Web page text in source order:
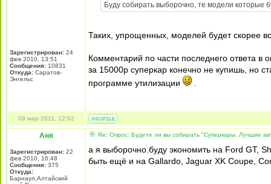
Зарегистрирован: 24
фев 2010, 13:51
Сообщения: 10831
Откуда: Саратов-
Энгельс
Буду собирать выборочно, те модели которые
Таких, упрощенных, моделей будет скорее
Комментарий по части последнего ответа в
за 15000р суперкар конечно не купишь, но
программе утилизации
09 мар 2011, 12:02
Аня
Зарегистрирован: 22
фев 2010, 16:48
Сообщения: 375
Откуда:
Барнаул,Алтайский
Re: Опрос: Будете ли вы собирать "Суперкары. Лучшие
а я выборочно.буду экономить на Ford GT,
быть ещё и на Gallardo, Jaguar XK Coupe,